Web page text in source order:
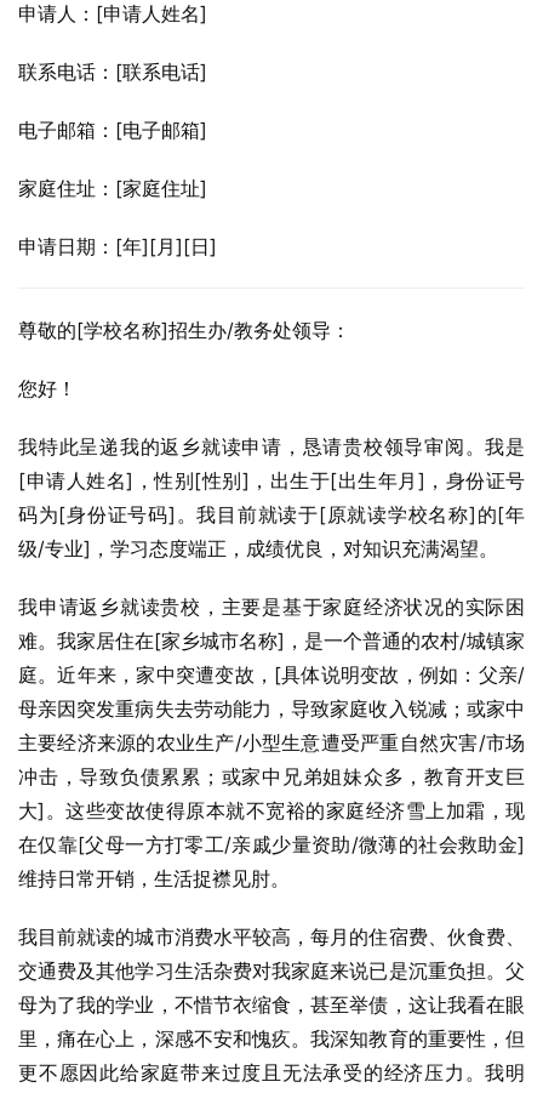
申请人：[申请人姓名]
联系电话：[联系电话]
电子邮箱：[电子邮箱]
家庭住址：[家庭住址]
申请日期：[年][月][日]
尊敬的[学校名称]招生办/教务处领导：
您好！
我特此呈递我的返乡就读申请，恳请贵校领导审阅。我是
[申请人姓名]，性别[性别]，出生于[出生年月]，身份证号
码为[身份证号码]。我目前就读于[原就读学校名称]的[年
级/专业]，学习态度端正，成绩优良，对知识充满渴望。
我申请返乡就读贵校，主要是基于家庭经济状况的实际困
难。我家居住在[家乡城市名称]，是一个普通的农村/城镇家
庭。近年来，家中突遭变故，[具体说明变故，例如：父亲/
母亲因突发重病失去劳动能力，导致家庭收入锐减；或家中
主要经济来源的农业生产/小型生意遭受严重自然灾害/市场
冲击，导致负债累累；或家中兄弟姐妹众多，教育开支巨
大]。这些变故使得原本就不宽裕的家庭经济雪上加霜，现
在仅靠[父母一方打零工/亲戚少量资助/微薄的社会救助金]
维持日常开销，生活捉襟见肘。
我目前就读的城市消费水平较高，每月的住宿费、伙食费、
交通费及其他学习生活杂费对我家庭来说已是沉重负担。父
母为了我的学业，不惜节衣缩食，甚至举债，这让我看在眼
里，痛在心上，深感不安和愧疚。我深知教育的重要性，但
更不愿因此给家庭带来过度且无法承受的经济压力。我明